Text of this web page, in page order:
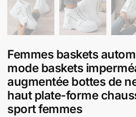
Femmes baskets
mode baskets
augmentée bottes de
haut plate-forme
sport femmes